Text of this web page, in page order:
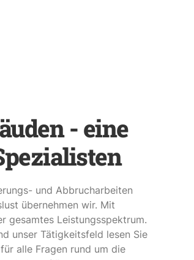
- eine
und Abbrucharbeiten
übernehmen wir. Mit
gesamtes Leistungsspektrum.
unser Tätigkeitsfeld lesen Sie
alle Fragen rund um die